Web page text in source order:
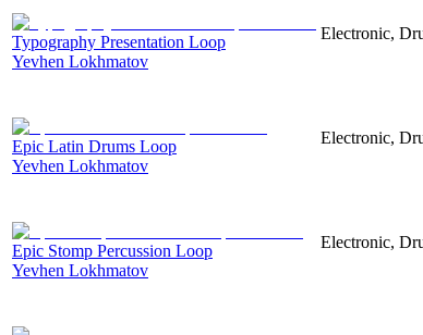
Typography Presentation Loop
Yevhen Lokhmatov
Electronic,
Epic Latin Drums Loop
Yevhen Lokhmatov
Electronic,
Epic Stomp Percussion Loop
Yevhen Lokhmatov
Electronic,